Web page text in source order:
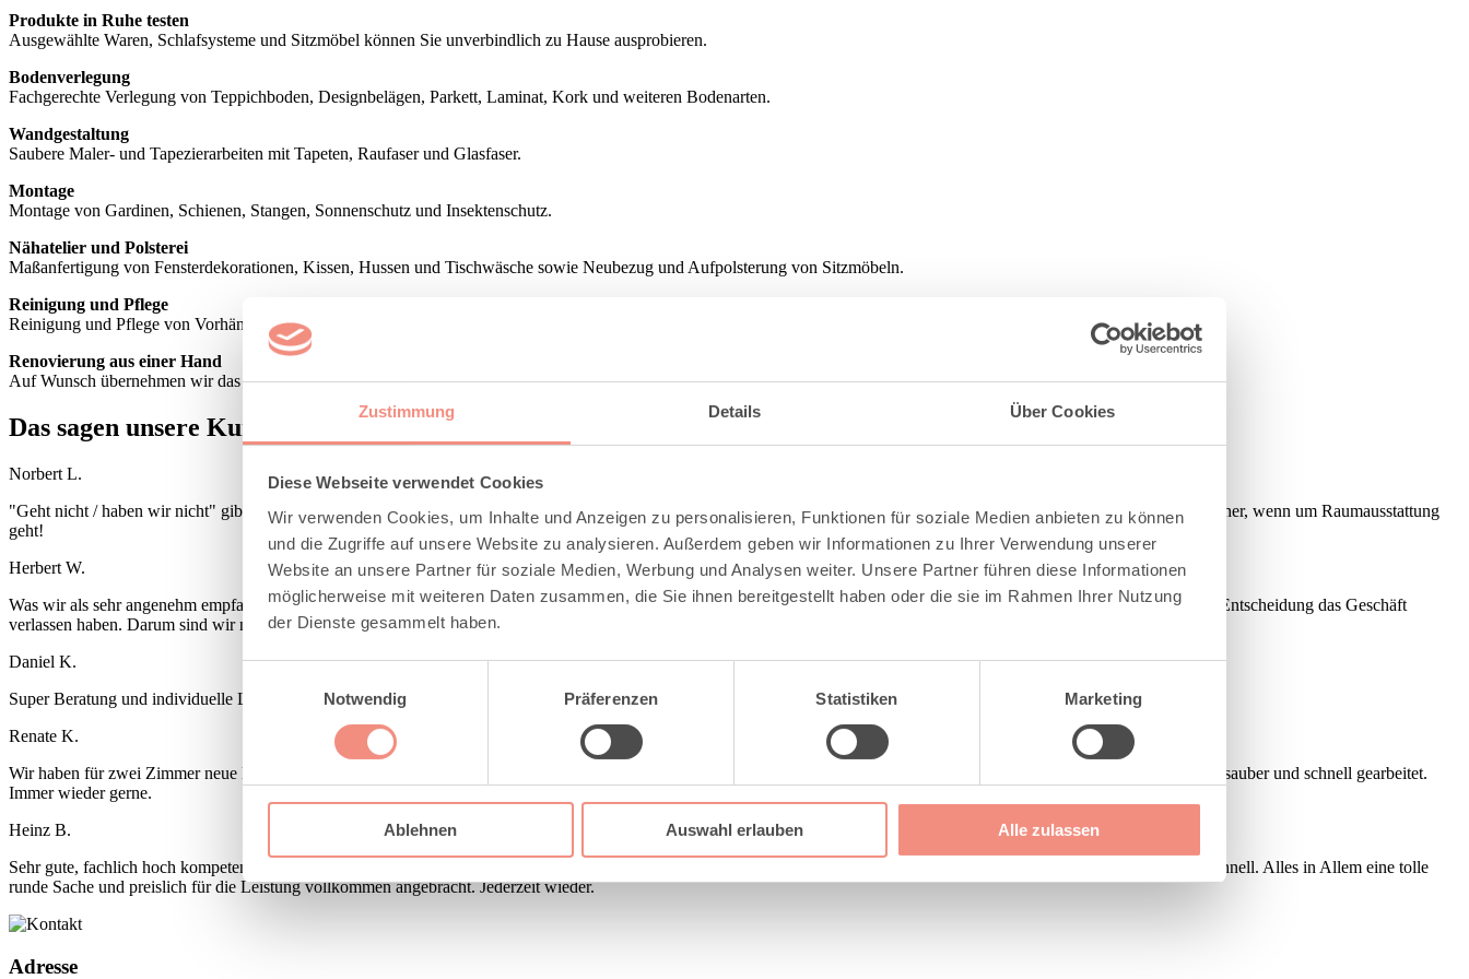
Zustimmung Details Über Cookies
Diese Webseite verwendet Cookies
Wir verwenden Cookies, um Inhalte und Anzeigen zu personalisieren, Funktionen für soziale Medien anbieten zu können
und die Zugriffe auf unsere Website zu analysieren. Außerdem geben wir Informationen zu Ihrer Verwendung unserer
Website an unsere Partner für soziale Medien, Werbung und Analysen weiter. Unsere Partner führen diese Informationen
möglicherweise mit weiteren Daten zusammen, die Sie ihnen bereitgestellt haben oder die sie im Rahmen Ihrer Nutzung
der Dienste gesammelt haben.
Notwendig
Präferenzen Statistiken Marketing
Ablehnen Auswahl erlauben Alle zulassen
Produkte in Ruhe testen
Ausgewählte Waren, Schlafsysteme und Sitzmöbel können Sie unverbindlich zu Hause ausprobieren.
Bodenverlegung
Fachgerechte Verlegung von Teppichboden, Designbelägen, Parkett, Laminat, Kork und weiteren Bodenarten.
Wandgestaltung
Saubere Maler- und Tapezierarbeiten mit Tapeten, Raufaser und Glasfaser.
Montage
Montage von Gardinen, Schienen, Stangen, Sonnenschutz und Insektenschutz.
Nähatelier und Polsterei
Maßanfertigung von Fensterdekorationen, Kissen, Hussen und Tischwäsche sowie Neubezug und Aufpolsterung von Sitzmöbeln.
Reinigung und Pflege
Reinigung und Pflege von Vorhängen, Teppichen, Bodenbelägen und Sonnenschutzanlagen.
Renovierung aus einer Hand
Auf Wunsch übernehmen wir das Aus- und Einräumen, koordinieren weitere Gewerke und sorgen für einen reibungslosen Ablauf.
Das sagen unsere Kundinnen und Kunden
Norbert L.
"Geht nicht / haben wir nicht" gibt es praktisch nicht, es wird immer nach einer passenden Lösung gesucht. Nach mehreren Aufträgen für uns inzwischen der erste Ansprechpartner, wenn um Raumausstattung
geht!
Herbert W.
Was wir als sehr angenehm empfanden war, daß wir zu keinem Zeitpunkt einen Kauf- oder Entscheidungsdruck gespürt haben. Auch nicht, als wir nach 2,5 Stunden ohne eine Entscheidung das Geschäft
verlassen haben. Darum sind wir nach 2 Tagen nochmal gekommen und haben den Kauf abgeschlossen. Alles in allem sehr kompetent und freundlich!!
Daniel K.
Super Beratung und individuelle Lösungen. Ob Fliegenschutzgitter, Gardinen oder Markisen. Sind super Happy. Immer wieder gerne.
Renate K.
Wir haben für zwei Zimmer neue Bodenbeläge verlegen lassen. Die Beratung vorher im Geschäft war sehr kompetent. Die beiden ausführenden Mitarbeiter haben sehr akkurat, sauber und schnell gearbeitet.
Immer wieder gerne.
Heinz B.
Sehr gute, fachlich hoch kompetente Beratung und Planung, beim vor Ort Termin kam der Chef selbst, tolle saubere Montage, die Mitarbeiterinnen super nett, kompetent und schnell. Alles in Allem eine tolle
runde Sache und preislich für die Leistung vollkommen angebracht. Jederzeit wieder.
Adresse